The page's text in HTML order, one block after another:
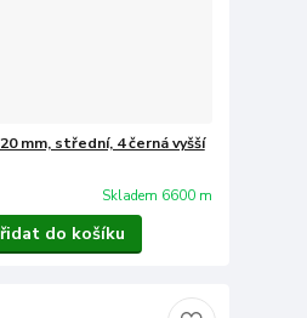
mm, střední, 4 černá vyšší
Skladem 6600 m
do košíku